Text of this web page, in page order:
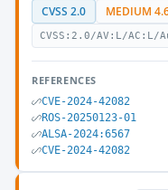
CVSS 2.0 MEDIUM
CVSS:2.0/AV:L/AC:L/
REFERENCES
CVE-2024-42082
ROS-20250123-01
ALSA-2024:6567
CVE-2024-42082